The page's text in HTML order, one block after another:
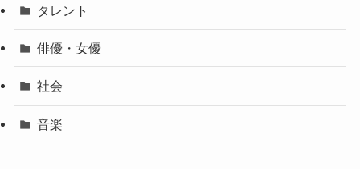
タレント
俳優・女優
社会
音楽